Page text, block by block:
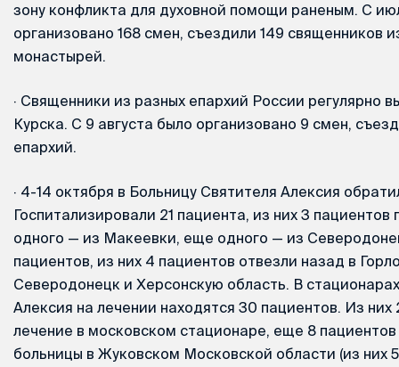
зону конфликта для духовной помощи раненым. С
организовано 168 смен, съездили 149 священников
монастырей.
· Священники из разных епархий России регулярно
Курска. С 9 августа было организовано 9 смен,
епархий.
· 4-14 октября в Больницу Святителя Алексия
Госпитализировали 21 пациента, из них 3 пациентов
одного — из Макеевки, еще одного — из
пациентов, из них 4 пациентов отвезли назад в
Северодонецк и Херсонскую область. В
Алексия на лечении находятся 30 пациентов. Из них
лечение в московском стационаре, еще 8
больницы в Жуковском Московской области (из них